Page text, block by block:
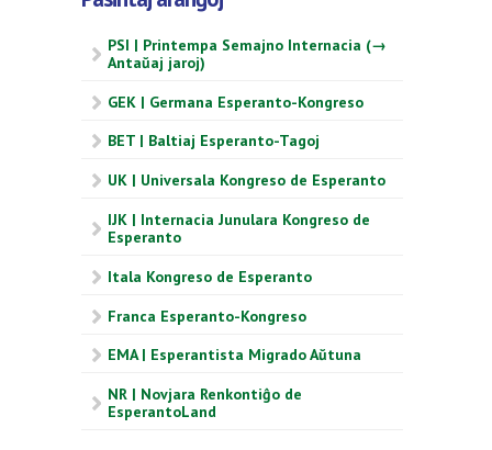
PSI | Printempa Semajno Internacia (→
Antaŭaj jaroj)
GEK | Germana Esperanto-Kongreso
BET | Baltiaj Esperanto-Tagoj
UK | Universala Kongreso de Esperanto
IJK | Internacia Junulara Kongreso de
Esperanto
Itala Kongreso de Esperanto
Franca Esperanto-Kongreso
EMA | Esperantista Migrado Aŭtuna
NR | Novjara Renkontiĝo de
EsperantoLand